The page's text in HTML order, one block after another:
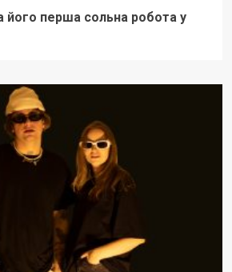
його перша сольна робота у